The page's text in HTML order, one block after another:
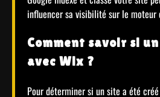
influencer sa visibilité sur le moteur
Comment savoir si
avec Wix ?
Pour déterminer si un site a été